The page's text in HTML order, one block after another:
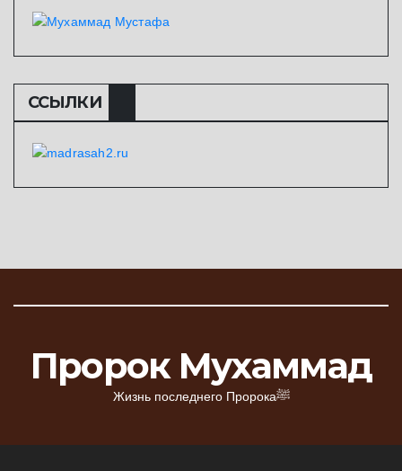
ССЫЛКИ
Пророк Мухаммад
Жизнь последнего Пророкаﷺ